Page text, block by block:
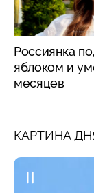
Россиянка
яблоком и
месяцев
КАРТИНА